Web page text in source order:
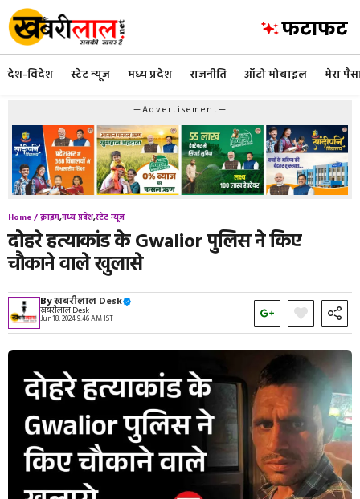
Skip
to
content
देश-विदेश स्टेट न्यूज मध्य प्रदेश राजनीति ऑटो मोबाइल मेरा
—Advertisement—
Home /क्राइम,मध्य प्रदेश,स्टेट न्यूज
दोहरे हत्याकांड के Gwalior पुलिस ने किए
चौकाने वाले खुलासे
Byखबरीलाल Desk
खबरीलाल Desk
Jun 18, 2024 9:46 AM IST